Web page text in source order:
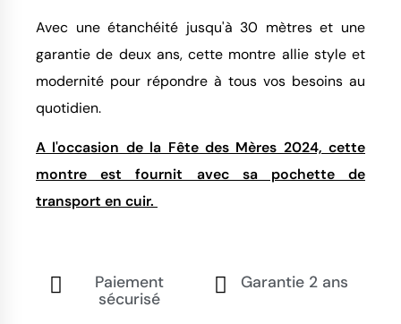
Avec une étanchéité jusqu'à 30 mètres et une
garantie de deux ans, cette montre allie style et
modernité pour répondre à tous vos besoins au
quotidien.
A l'occasion de la Fête des Mères 2024, cette
montre est fournit avec sa pochette de
transport en cuir.
Paiement
sécurisé
Garantie 2 ans